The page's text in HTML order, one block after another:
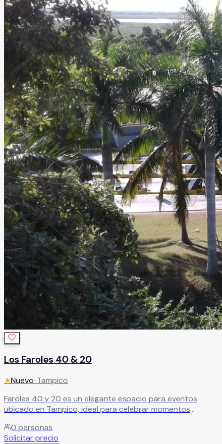
cómodo, exclusivo y lleno de estilo.Leer más
Los Faroles 40 & 20
★Nuevo•Tampico
Faroles 40 y 20 es un elegante espacio para eventos
ubicado en Tampico, ideal para celebrar momentos
excelente atención. El recinto destaca por su hermosa
ambientación, increíbles vistas y servicio de lujo, creando
0 personas
Solicitar precio